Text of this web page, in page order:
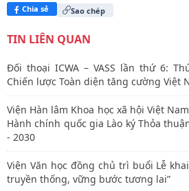
Chia sẻ Sao chép
TIN LIÊN QUAN
Đối thoại ICWA – VASS lần thứ 6:
Chiến lược Toàn diện tăng cường Việt
Viện Hàn lâm Khoa học xã hội Việt
Hành chính quốc gia Lào ký Thỏa
- 2030
Viện Văn học đồng chủ trì buổi Lễ
truyền thống, vững bước tương lai”